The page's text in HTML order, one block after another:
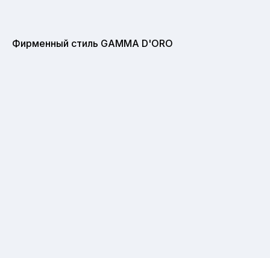
Фирменный стиль GAMMA D'ORO